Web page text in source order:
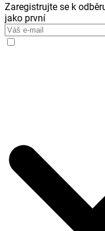
Zaregistrujte se k
jako první